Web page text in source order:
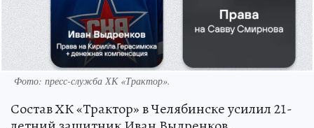
Фото: пресс-служба ХК «Трактор».
Состав ХК «Трактор» в Челябинске усилил 21-